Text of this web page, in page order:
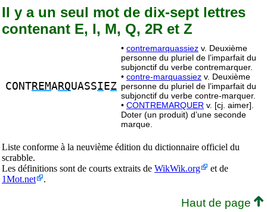
Il y a un seul mot de dix-sept lettres
contenant E, I, M, Q, 2R et Z
CONTREMARQUASSI EZ
• contremarquassiez v. Deuxième
personne du pluriel de l’imparfait du
subjonctif du verbe contremarquer.
• contre-marquassiez v. Deuxième
personne du pluriel de l’imparfait du
subjonctif du verbe contre-marquer.
• CONTREMARQUER v. [cj. aimer].
Doter (un produit) d’une seconde
marque.
Liste conforme à la neuvième édition du dictionnaire officiel du
scrabble.
Les définitions sont de courts extraits de WikWik.org
et de
1Mot.net
.
Haut de page